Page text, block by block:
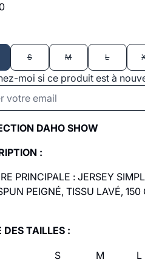
S M L
moi si ce produit est à
DAHO SHOW
:
PRINCIPALE : JERSEY
PEIGNÉ, TISSU LAVÉ, 150
DES TAILLES :
S M L